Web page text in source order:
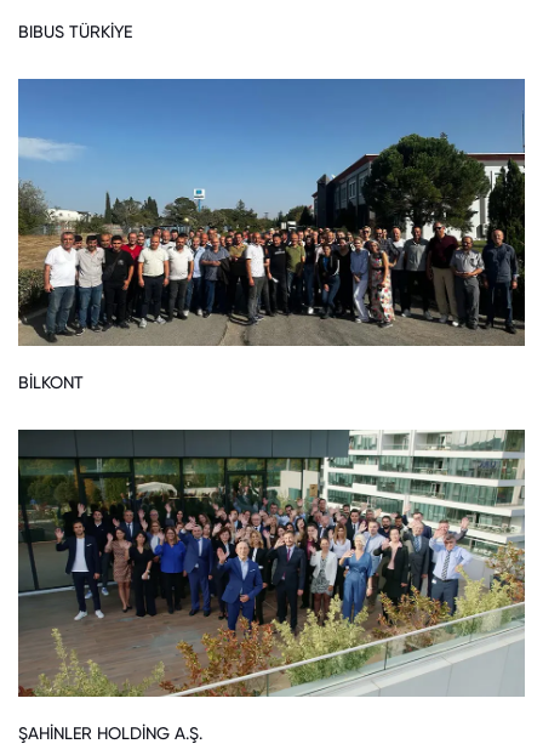
BIBUS TÜRKİYE
BİLKONT
ŞAHİNLER HOLDİNG A.Ş.